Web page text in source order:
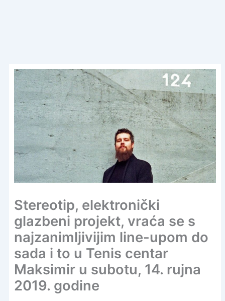
Stereotip, elektronički
glazbeni projekt, vraća se s
najzanimljivijim line-upom do
sada i to u Tenis centar
Maksimir u subotu, 14. rujna
2019. godine